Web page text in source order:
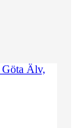
Älv,